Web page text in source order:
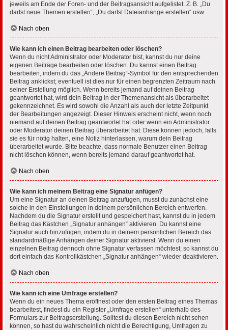
jeweils am Ende der Foren- und der Beitragsansicht aufgelistet. Z. B. „Du
darfst neue Themen erstellen“, „Du darfst Dateianhänge erstellen“ usw.
Nach oben
Wie kann ich einen Beitrag bearbeiten oder löschen?
Wenn du nicht Administrator oder Moderator bist, kannst du nur deine
eigenen Beiträge bearbeiten oder löschen. Du kannst einen Beitrag
bearbeiten, indem du das „Ändere Beitrag“-Symbol für den entsprechenden
Beitrag anklickst; eventuell ist dies nur für einen begrenzten Zeitraum nach
seiner Erstellung möglich. Wenn bereits jemand auf deinen Beitrag
geantwortet hat, wird dein Beitrag in der Themenansicht als überarbeitet
gekennzeichnet. Es wird sowohl die Anzahl als auch der letzte Zeitpunkt
der Bearbeitungen angezeigt. Dieser Hinweis erscheint nicht, wenn noch
niemand auf deinen Beitrag geantwortet hat oder wenn ein Administrator
oder Moderator deinen Beitrag überarbeitet hat. Diese können jedoch, falls
sie es für nötig halten, eine Notiz hinterlassen, warum dein Beitrag
überarbeitet wurde. Bitte beachte, dass normale Benutzer einen Beitrag
nicht löschen können, wenn bereits jemand darauf geantwortet hat.
Nach oben
Wie kann ich meinem Beitrag eine Signatur anfügen?
Um eine Signatur an deinen Beitrag anzufügen, musst du zunächst eine
solche in den Einstellungen in deinem persönlichen Bereich entwerfen.
Nachdem du die Signatur erstellt und gespeichert hast, kannst du in jedem
Beitrag das Kästchen „Signatur anhängen“ aktivieren. Du kannst eine
Signatur auch hinzufügen, indem du in deinem persönlichen Bereich das
standardmäßige Anhängen deiner Signatur aktivierst. Wenn du einen
einzelnen Beitrag dennoch ohne Signatur verfassen möchtest, so kannst du
dort einfach das Kontrollkästchen „Signatur anhängen“ wieder deaktivieren.
Nach oben
Wie kann ich eine Umfrage erstellen?
Wenn du ein neues Thema eröffnest oder den ersten Beitrag eines Themas
bearbeitest, findest du ein Register „Umfrage erstellen“ unterhalb des
Formulars zur Beitragserstellung. Solltest du diesen Bereich nicht sehen
können, so hast du wahrscheinlich nicht die Berechtigung, Umfragen zu